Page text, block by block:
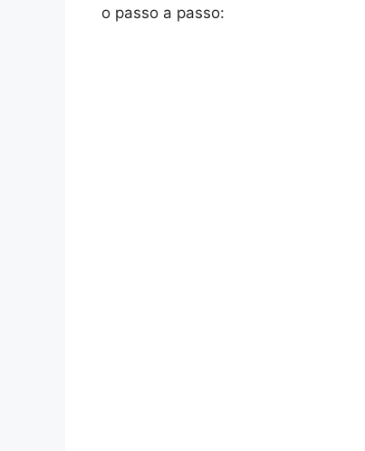
o passo a passo: